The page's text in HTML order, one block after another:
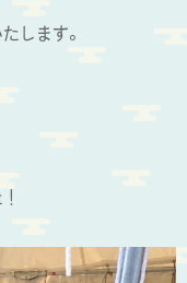
します。